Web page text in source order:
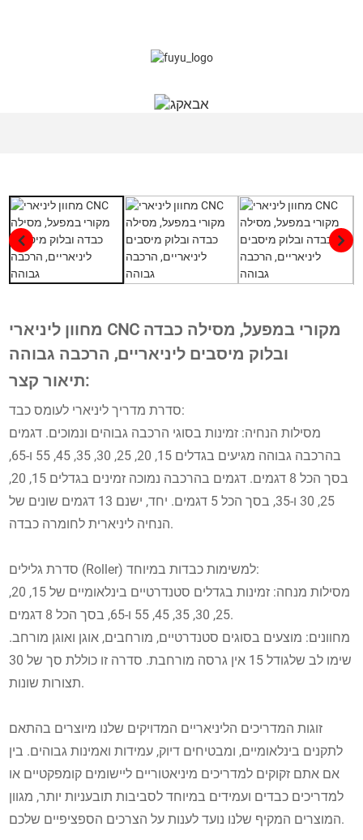
מחוון ליניארי CNC מקורי במפעל, מסילה כבדה
ובלוק מיסבים ליניאריים, הרכבה גבוהה
תיאור קצר:
סדרת מדריך ליניארי לעומס כבד:
מסילות הנחיה: זמינות בסוגי הרכבה גבוהים ונמוכים. דגמים
בהרכבה גבוהה מגיעים בגדלים 15, 20, 25, 30, 35, 45, 55 ו-65,
בסך הכל 8 דגמים. דגמים בהרכבה נמוכה זמינים בגדלים 15, 20,
25, 30 ו-35, בסך הכל 5 דגמים. יחד, ישנם 13 דגמים שונים של
הנחיה ליניארית לחומרה כבדה.
סדרת גלילים (Roller) למשימות כבדות במיוחד:
מסילות מנחה: זמינות בגדלים סטנדרטיים בינלאומיים של 15, 20,
25, 30, 35, 45, 55 ו-65, בסך הכל 8 דגמים.
מחוונים: מוצעים בסוגים סטנדרטיים, מורחבים, אוגן ואוגן מורחב.
שימו לב שלגודל 15 אין גרסה מורחבת. סדרה זו כוללת סך של 30
תצורות שונות.
זוגות המדריכים הליניאריים המדויקים שלנו מיוצרים בהתאם
לתקנים בינלאומיים, ומבטיחים דיוק, עמידות ואמינות גבוהים. בין
אם אתם זקוקים למדריכים מיניאטוריים ליישומים קומפקטיים או
למדריכים כבדים ועמידים במיוחד לסביבות תובעניות יותר, מגוון
המוצרים המקיף שלנו נועד לענות על הצרכים הספציפיים שלכם.